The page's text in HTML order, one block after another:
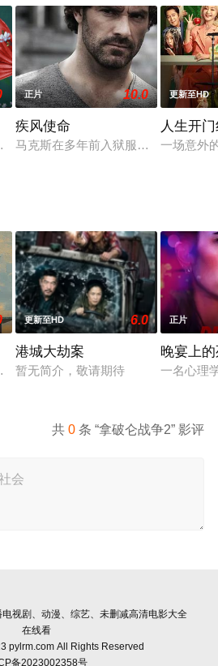
在线观看高清无删减完整版电影大
相关信息可移步至豆瓣电影、电
。
病、死、怨憎会、爱别离、求不得
正片 10.0
疾风使命
马克斯在多年前入狱服刑，失去了心
更新至HD
人生开
一场意外
木他们毕业于同一所大学。他们和
更新至HD 6.0
港城大劫案
暂无简介，敬请期待
正片
晚宴上
一名心理
共0 条 “拿破仑战争2” 影评
视剧、动漫、综艺、未删减高清电影大全
在线看
pylrm.com All Rights Reserved
备2023002358号